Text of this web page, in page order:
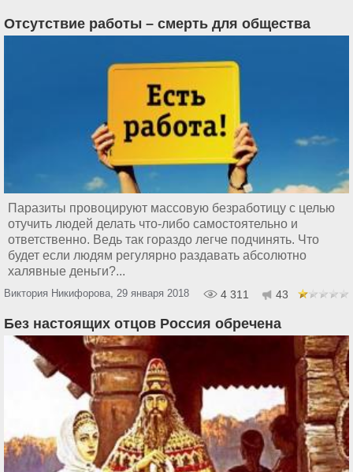
Отсутствие работы – смерть для общества
Паразиты провоцируют массовую безработицу с целью
отучить людей делать что-либо самостоятельно и
ответственно. Ведь так гораздо легче подчинять. Что
будет если людям регулярно раздавать абсолютно
халявные деньги?...
Виктория Никифорова, 29 января 2018 4 311 43
Без настоящих отцов Россия обречена